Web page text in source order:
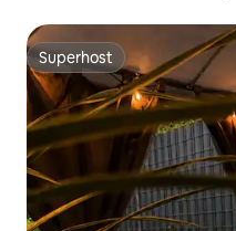
Superhost
Superhost